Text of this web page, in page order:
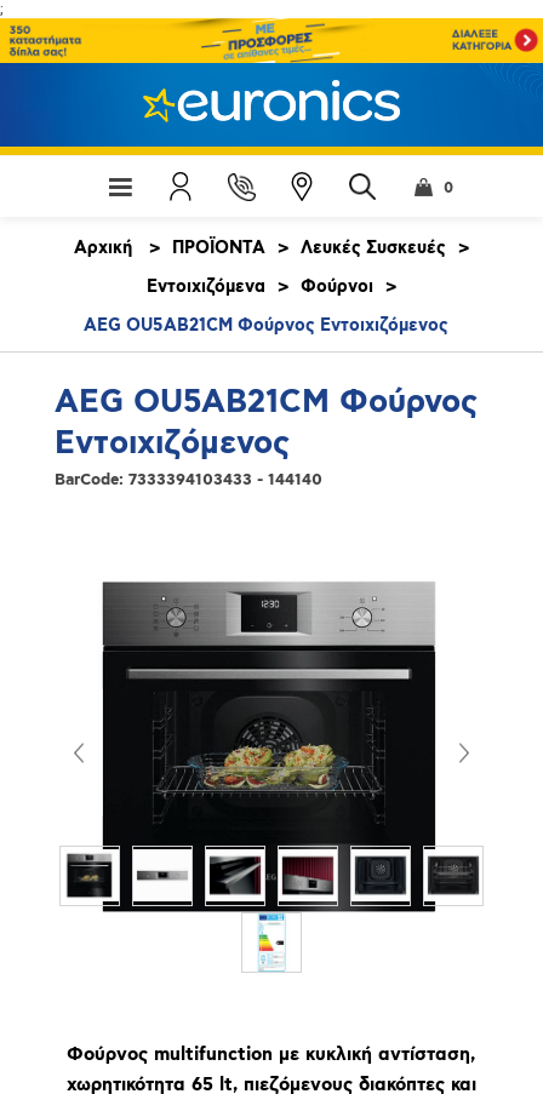
;
0
Αρχική > ΠΡΟΪΟΝΤΑ > Λευκές Συσκευές
>
Εντοιχιζόμενα
> Φούρνοι
>
AEG OU5AB21CM Φούρνος Εντοιχιζόμενος
AEG OU5AB21CM Φούρνος
Εντοιχιζόμενος
BarCode: 7333394103433 - 144140
Φούρνος multifunction με κυκλική αντίσταση,
χωρητικότητα 65 lt, πιεζόμενους διακόπτες και